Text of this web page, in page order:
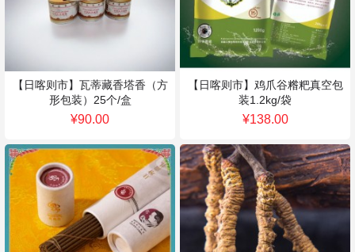
【日喀则市】瓦蒂藏香塔香（方
形包装）25个/盒
¥90.00
【日喀则市】鸡爪谷糌粑真空包
装1.2kg/袋
¥138.00